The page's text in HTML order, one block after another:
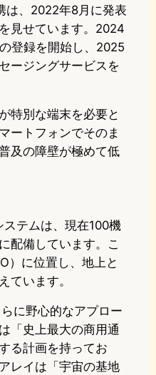
、2022年8月に発表
見せています。2024
登録を開始し、2025
ージングサービスを
特別な端末を必要と
ートフォンでそのま
及の障壁が極めて低
テムは、現在100機
配備しています。こ
）に位置し、地上と
ています。
に野心的なアプロー
「史上最大の商用通
る計画を持ってお
レイは「宇宙の基地